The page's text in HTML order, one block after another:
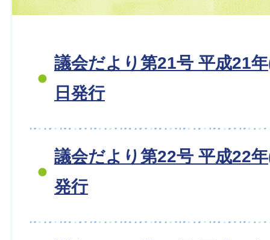
議会だより第21号 平成21
日発行
議会だより第22号 平成22
発行